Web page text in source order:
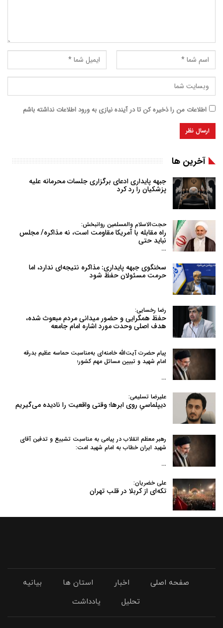
اطلاعات من را ذخیره کن تا در آینده نیازی به ورود اطلاعات نداشته باشم
آخرین ها
جبهه پایداری ادعای برگزاری جلسات محرمانه علیه
پزشکیان را رد کرد
حجت‌الاسلام والمسلمین روانبخش:
راه مقابله با آمریکا مقاومت است، نه مذاکره/ مجلس
نباید حتی
…
سخنگوی جبهه پایداری: مذاکره نتیجه‌ای ندارد، اما
حرمت مسئولان حفظ شود
رضا رخسایی:
حفظ همگرایی و حضور میدانی مردم مبعوث شده،
هدف اصلی وحدت مورد اشاره امام جامعه
پیام حضرت آیت‌الله خامنه‌ای به‌مناسبت حماسه عظیم بدرقه
امام شهید و تبیین مسائل مهم کشور؛
…
علیرضا تسلیمی:
دیپلماسیِ روی ابرها؛ وقتی واقعیت را نادیده می‌گیریم
رهبر معظم انقلاب در پیامی به‌ مناسبت تشییع و تدفین آقای
شهید ایران خطاب به امام شهید امت:
…
علی خضریان:
تکه‌ای از کربلا در قلب تهران
صفحه اصلی اخبار استان ها
بیانیه
تحلیل
یادداشت